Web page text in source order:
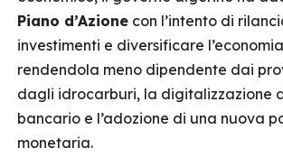
Piano d’Azione con l’intento di
investimenti e diversificare
rendendola meno dipendente dai
dagli idrocarburi, la digitalizzazione
bancario e l’adozione di una nuova
monetaria.